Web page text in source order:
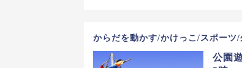
からだを動かす/かけっこ/スポーツ
公園